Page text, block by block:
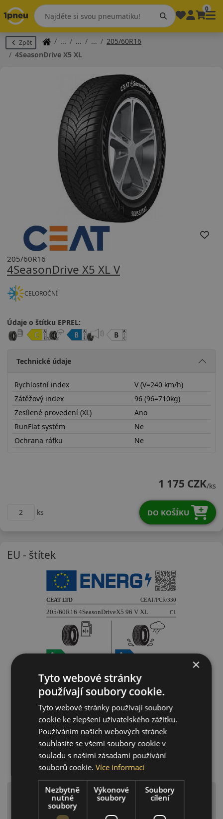
0
Zpět
205/60R16
4SeasonDrive X5 XL
4SeasonDrive X5 XL V
205/60R16
CELOROČNÍ
Údaje o štítku EPREL:
Technické údaje
Rychlostní index
V (V=240 km/h)
Zátěžový index
96 (96=710kg)
Zesílené provedení (XL)
Ano
RunFlat systém
Ne
Ochrana ráfku
Ne
1 175 CZK/ks
ks DO KOŠÍKU
EU - štítek
Upozornění! Hodnoty na štítku jsou pouze
informativního charakteru. Mohou být dodány pneumatiky
is EU štítky ve smyslu dosud platné (předchozí) legislativy.
×
Tyto webové stránky
používají soubory cookie.
Tyto webové stránky používají soubory
cookie ke zlepšení uživatelského zážitku.
Používáním našich webových stránek
souhlasíte se všemi soubory cookie v
souladu s našimi zásadami používání
souborů cookie.Více informací
Nezbytně
nutné
soubory
Výkonové
soubory
Soubory
cílení